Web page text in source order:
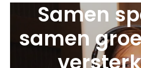
Samen
samen